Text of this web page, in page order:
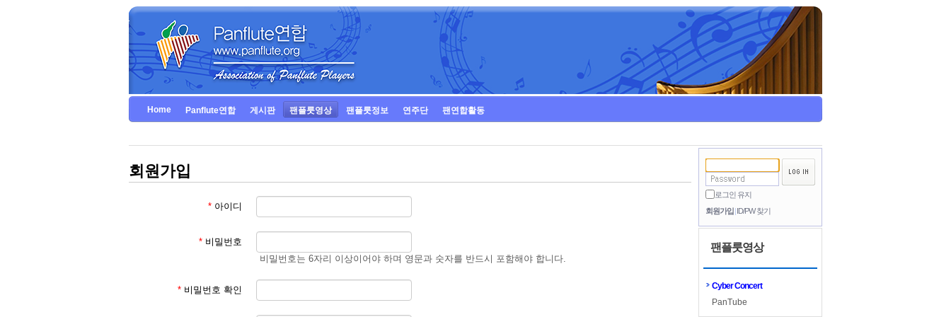
Home Panflute연합 게시판 팬플룻영상 팬플룻정보 연주단 팬연합활동
로그인 유지
회원가입 ID/PW 찾기
팬플룻영상
Cyber Concert
PanTube
회원가입
* 아이디
* 비밀번호
비밀번호는 6자리 이상이어야 하며 영문과 숫자를 반드시 포함해야 합니다.
* 비밀번호 확인